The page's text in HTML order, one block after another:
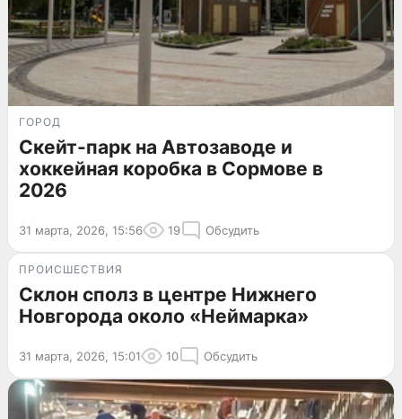
ГОРОД
Скейт-парк на Автозаводе и
хоккейная коробка в Сормове в
2026
31 марта, 2026, 15:56 19 Обсудить
ПРОИСШЕСТВИЯ
Склон сполз в центре Нижнего
Новгорода около «Неймарка»
31 марта, 2026, 15:01 10 Обсудить